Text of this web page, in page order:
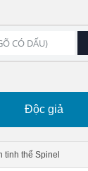
Độc giả
tinh thể Spinel